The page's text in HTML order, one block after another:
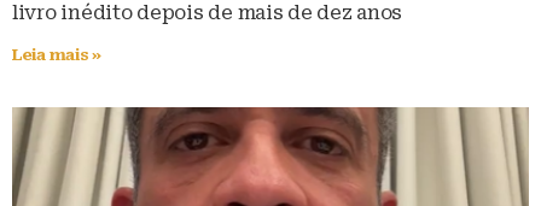
livro inédito depois de mais de dez anos
Leia mais »